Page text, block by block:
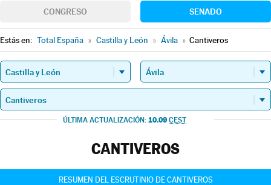
CONGRESO SENADO
Estás en: Total España » Castilla y León » Ávila » Cantiveros
ÚLTIMA ACTUALIZACIÓN: 10.09 CEST
CANTIVEROS
RESUMEN DEL ESCRUTINIO DE CANTIVEROS